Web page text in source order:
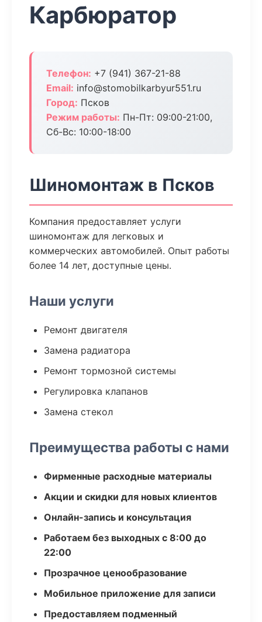
Карбюратор
Телефон: +7 (941) 367-21-88
Email: info@stomobilkarbyur551.ru
Город: Псков
Режим работы: Пн-Пт: 09:00-21:00,
Сб-Вс: 10:00-18:00
Шиномонтаж в Псков
Компания предоставляет услуги
шиномонтаж для легковых и
коммерческих автомобилей. Опыт работы
более 14 лет, доступные цены.
Наши услуги
Ремонт двигателя
Замена радиатора
Ремонт тормозной системы
Регулировка клапанов
Замена стекол
Преимущества работы с нами
Фирменные расходные материалы
Акции и скидки для новых клиентов
Онлайн-запись и консультация
Работаем без выходных с 8:00 до
22:00
Прозрачное ценообразование
Мобильное приложение для записи
Предоставляем подменный